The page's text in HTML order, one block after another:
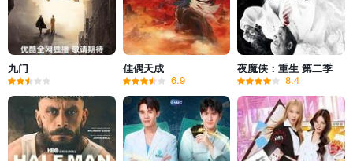
九门 佳偶天成
6.9
夜魔侠：重生 第二季
8.4